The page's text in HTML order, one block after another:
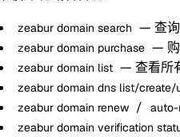
zeabur domain search — 查询
zeabur domain purchase — 购
zeabur domain list — 查看所
zeabur domain dns list/
zeabur domain renew /
zeabur domain verification